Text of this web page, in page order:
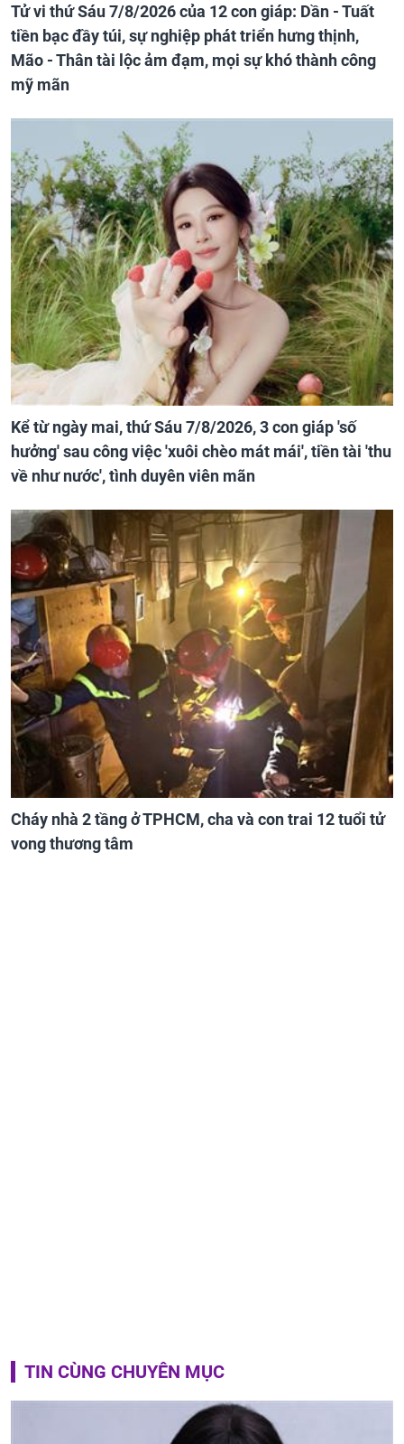
Tử vi thứ Sáu 7/8/2026 của 12 con giáp: Dần - Tuất
tiền bạc đầy túi, sự nghiệp phát triển hưng thịnh,
Mão - Thân tài lộc ảm đạm, mọi sự khó thành công
mỹ mãn
Kể từ ngày mai, thứ Sáu 7/8/2026, 3 con giáp 'số
hưởng' sau công việc 'xuôi chèo mát mái', tiền tài 'thu
về như nước', tình duyên viên mãn
Cháy nhà 2 tầng ở TPHCM, cha và con trai 12 tuổi tử
vong thương tâm
TIN CÙNG CHUYÊN MỤC